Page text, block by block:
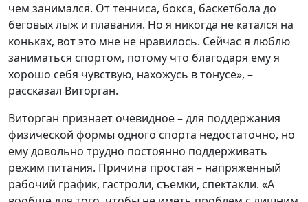
чем занимался. От тенниса, бокса, баскетбола до
беговых лыж и плавания. Но я никогда не катался на
коньках, вот это мне не нравилось. Сейчас я люблю
заниматься спортом, потому что благодаря ему я
хорошо себя чувствую, нахожусь в тонусе», –
рассказал Виторган.
Виторган признает очевидное – для поддержания
физической формы одного спорта недостаточно, но
ему довольно трудно постоянно поддерживать
режим питания. Причина простая – напряженный
рабочий график, гастроли, съемки, спектакли. «А